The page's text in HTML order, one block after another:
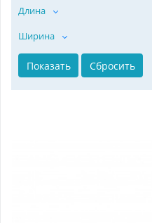
Длина
Ширина